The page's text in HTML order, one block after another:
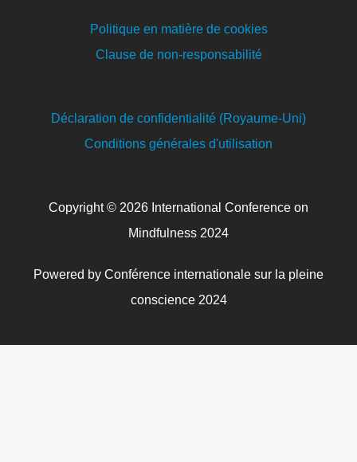
Politique en matière de cookies
Clause de non-responsabilité
Déclaration de confidentialité (Royaume-Uni)
Conditions générales d'utilisation
Copyright © 2026 International Conference on
Mindfulness 2024
Powered by Conférence internationale sur la pleine
conscience 2024